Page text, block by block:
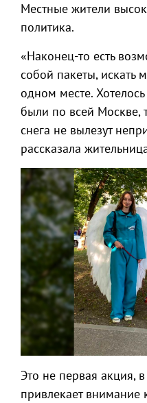
Местные жители
политика.
«Наконец-то есть
собой пакеты, искать
одном месте.
были по всей Москве,
снега не вылезут
рассказала
Это не первая акция,
привлекает внимание